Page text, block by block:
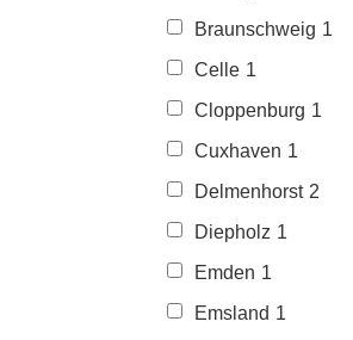
Braunschweig 1
Celle 1
Cloppenburg 1
Cuxhaven 1
Delmenhorst 2
Diepholz 1
Emden 1
Emsland 1